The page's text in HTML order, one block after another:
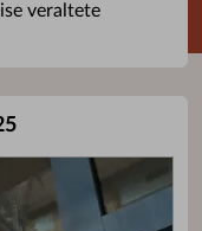
veraltete